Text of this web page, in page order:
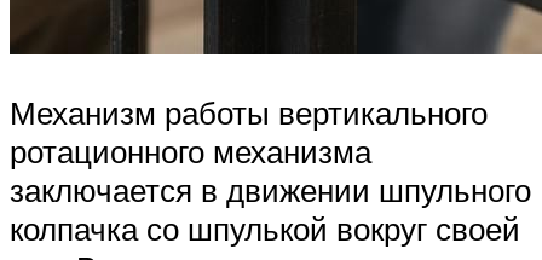
Механизм работы вертикального
ротационного механизма
заключается в движении шпульного
колпачка со шпулькой вокруг своей